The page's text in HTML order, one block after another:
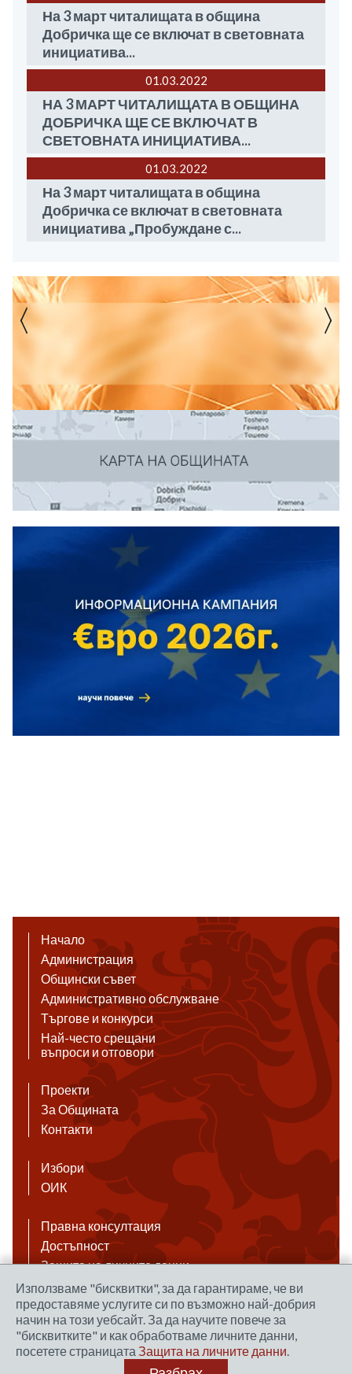
На 3 март читалищата в община
Добричка ще се включат в световната
инициатива...
01.03 2022
НА 3 МАРТ ЧИТАЛИЩАТА В ОБЩИНА
ДОБРИЧКА ЩЕ СЕ ВКЛЮЧАТ В
СВЕТОВНАТА ИНИЦИАТИВА...
01.03 2022
На 3 март читалищата в община
Добричка се включат в световната
инициатива „Пробуждане с...
Начало
Администрация
Общински съвет
Административно обслужване
Търгове и конкурси
Най-често срещани
въпроси и отговори
Проекти
За Общината
Контакти
Избори
ОИК
Правна консултация
Достъпност
Защита на личните данни
Антикорупция
Връзки
Правила за ползване на сайта
Използваме "бисквитки", за да гарантираме, че ви
предоставяме услугите си по възможно най-добрия
начин на този уебсайт. За да научите повече за
"бисквитките" и как обработваме личните данни,
посетете страницата Защита на личните данни.